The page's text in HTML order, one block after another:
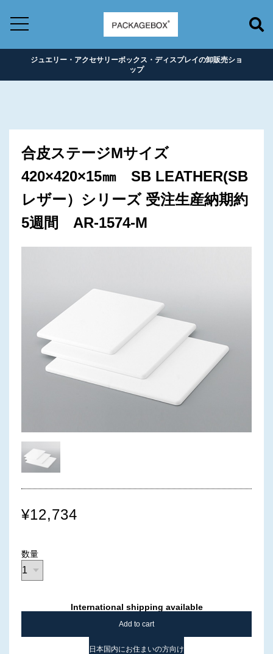
ジュエリー・アクセサリーボックス・ディスプレイの卸販売ショ
ップ
合皮ステージMサイズ
420×420×15㎜ SB LEATHER(SB
レザー）シリーズ 受注生産納期約
5週間 AR-1574-M
¥12,734
数量
International shipping available
Add to cart
日本国内にお住まいの方向け